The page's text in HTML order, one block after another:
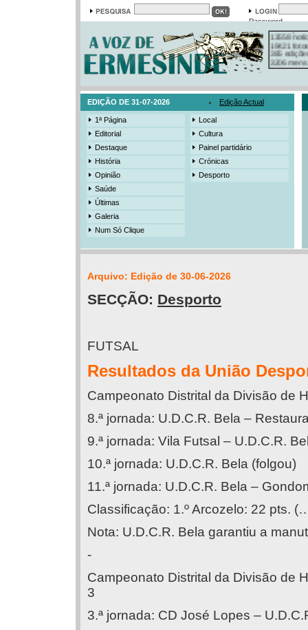
PasswordEm arquivo
13558
19421
385
3206
525
EDIÇÃO DE 31-07-2026 Edição Actual
1ª Página
Editorial
Destaque
História
Opinião
Saúde
Últimas
Galeria
Num Só Clique
Local
Cultura
Painel partidário
Crónicas
Desporto
Arquivo: Edição de 30-06-2026
SECÇÃO: Desporto
FUTSAL
Resultados da União
Campeonato Distrital da Divisão de
8.ª jornada: U.D.C.R. Bela –
9.ª jornada: Vila Futsal – U.D.C.R.
10.ª jornada: U.D.C.R. Bela (folgou)
11.ª jornada: U.D.C.R. Bela –
Classificação: 1.º Arcozelo: 22 pts.
Nota: U.D.C.R. Bela garantiu a
-
Campeonato Distrital da Divisão de
3
3.ª jornada: CD José Lopes –